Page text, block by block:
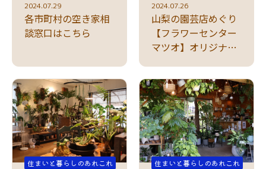
2024.07.29
各市町村の空き家相
談窓口はこちら
2024.07.26
山梨の園芸店めぐり
【フラワーセンター
マツオ】オリジナル
住まいと暮らしのあれこれ
住まいと暮らしのあれこれ